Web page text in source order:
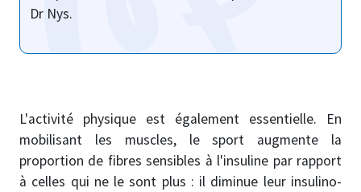
Dr Nys.
L'activité physique est également essentielle. En
mobilisant les muscles, le sport augmente la
proportion de fibres sensibles à l'insuline par rapport
à celles qui ne le sont plus : il diminue leur insulino-